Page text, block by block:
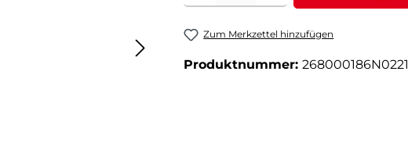
Zum Merkzettel hinzufügen
Produktnummer: 268000186N0221